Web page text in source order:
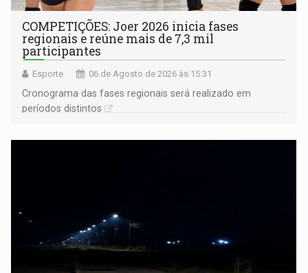
COMPETIÇÕES: Joer 2026 inicia fases
regionais e reúne mais de 7,3 mil
participantes
Esporte 06 de Agosto de 2026 às 15:31
Cronograma das fases regionais será realizado em
períodos distintos